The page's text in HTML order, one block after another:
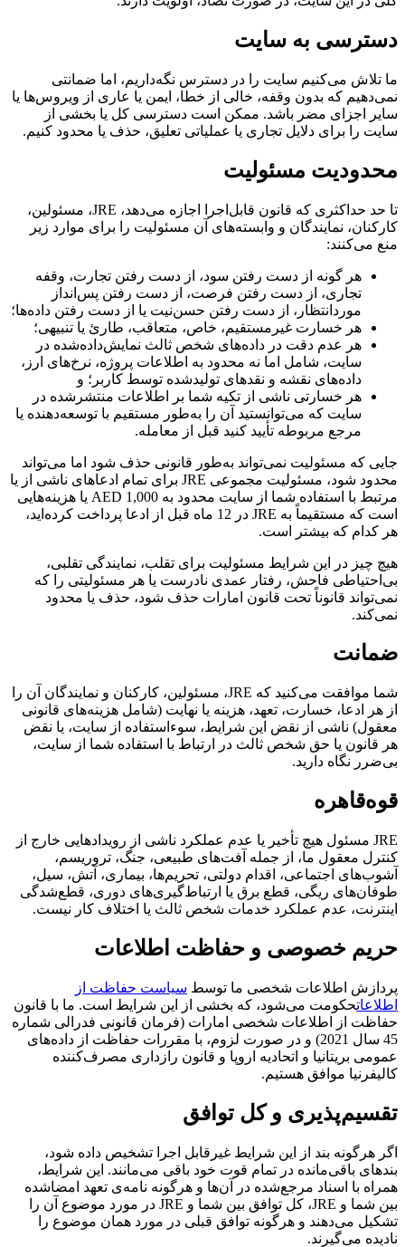
دسترسی به سایت
ما تلاش می‌کنیم سایت را در دسترس نگه‌داریم، اما ضمانتی
نمی‌دهیم که بدون وقفه، خالی از خطا، ایمن یا عاری از ویروس‌ها یا
سایر اجزای مضر باشد. ممکن است دسترسی کل یا بخشی از
سایت را برای دلایل تجاری یا عملیاتی تعلیق، حذف یا محدود کنیم.
محدودیت مسئولیت
تا حد حداکثری که قانون قابل‌اجرا اجازه می‌دهد، JRE، مسئولین،
کارکنان، نمایندگان و وابسته‌های آن مسئولیت را برای موارد زیر
منع می‌کنند:
هر گونه از دست رفتن سود، از دست رفتن تجارت، وقفه
تجاری، از دست رفتن فرصت، از دست رفتن پس‌انداز
مورد‌انتظار، از دست رفتن حسن‌نیت یا از دست رفتن داده‌ها؛
هر خسارت غیرمستقیم، خاص، متعاقب، طارئ یا تنبیهی؛
هر عدم دقت در داده‌های شخص ثالث نمایش‌داده‌شده در
سایت، شامل اما نه محدود به اطلاعات پروژه، نرخ‌های ارز،
داده‌های نقشه و نقدهای تولیدشده توسط کاربر؛ و
هر خسارتی ناشی از تکیه شما بر اطلاعات منتشرشده در
سایت که می‌توانستید آن را به‌طور مستقیم با توسعه‌دهنده یا
مرجع مربوطه تأیید کنید قبل از معامله.
جایی که مسئولیت نمی‌تواند به‌طور قانونی حذف شود اما می‌تواند
محدود شود، مسئولیت مجموعی JRE برای تمام ادعاهای ناشی از یا
مرتبط با استفاده شما از سایت محدود به AED 1,000 یا هزینه‌هایی
است که مستقیماً به JRE در 12 ماه قبل از ادعا پرداخت کرده‌اید،
هر کدام که بیشتر است.
هیچ چیز در این شرایط مسئولیت برای تقلب، نمایندگی تقلبی،
بی‌احتیاطی فاحش، رفتار عمدی نادرست یا هر مسئولیتی را که
نمی‌تواند قانوناً تحت قانون امارات حذف شود، حذف یا محدود
نمی‌کند.
ضمانت
شما موافقت می‌کنید که JRE، مسئولین، کارکنان و نمایندگان آن را
از هر ادعا، خسارت، تعهد، هزینه یا نهایت (شامل هزینه‌های قانونی
معقول) ناشی از نقض این شرایط، سوءاستفاده از سایت، یا نقض
هر قانون یا حق شخص ثالث در ارتباط با استفاده شما از سایت،
بی‌ضرر نگاه دارید.
قوه‌قاهره
JRE مسئول هیچ تأخیر یا عدم عملکرد ناشی از رویدادهایی خارج از
کنترل معقول ما، از جمله آفت‌های طبیعی، جنگ، تروریسم،
آشوب‌های اجتماعی، اقدام دولتی، تحریم‌ها، بیماری، آتش، سیل،
طوفان‌های ریگی، قطع برق یا ارتباط‌گیری‌های دوری، قطع‌شدگی
اینترنت، عدم عملکرد خدمات شخص ثالث یا اختلاف کار نیست.
حریم خصوصی و حفاظت اطلاعات
پردازش اطلاعات شخصی ما توسط سیاست حفاظت از
اطلاعاتحکومت می‌شود، که بخشی از این شرایط است. ما با قانون
حفاظت از اطلاعات شخصی امارات (فرمان قانونی فدرالی شماره
45 سال 2021) و در صورت لزوم، با مقررات حفاظت از داده‌های
عمومی بریتانیا و اتحادیه اروپا و قانون رازداری مصرف‌کننده
کالیفرنیا موافق هستیم.
تقسیم‌پذیری و کل توافق
اگر هرگونه بند از این شرایط غیرقابل اجرا تشخیص داده شود،
بند‌های باقی‌مانده در تمام قوت خود باقی می‌مانند. این شرایط،
همراه با اسناد مرجع‌شده در آن‌ها و هرگونه نامه‌ی تعهد امضا‌شده
بین شما و JRE، کل توافق بین شما و JRE در مورد موضوع آن را
تشکیل می‌دهند و هرگونه توافق قبلی در مورد همان موضوع را
نادیده می‌گیرند.